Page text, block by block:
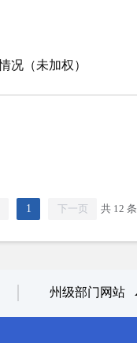
况（未加权）
1 下一页 共 12 条
州级部门网站